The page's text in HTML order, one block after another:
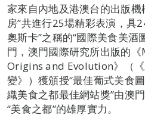
家來自內地及港澳台的出版
房”共進行25場精彩表演，具
奧斯卡”之稱的“國際美食美酒
門，澳門國際研究所出版的
Origins and Evolution》（
變》）獲頒授“最佳葡式美食
織美食之都最佳網站獎”由澳
“美食之都”的雄厚實力。